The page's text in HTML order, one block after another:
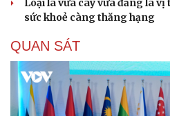
sức khoẻ càng thăng hạng
QUAN SÁT